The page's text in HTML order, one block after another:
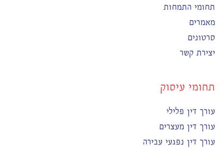
תחומי התמחות
מאמרים
סרטונים
יצירת קשר
תחומי עיסוק
עורך דין פלילי
עורך דין מעצרים
עורך דין נפגעי עבירה